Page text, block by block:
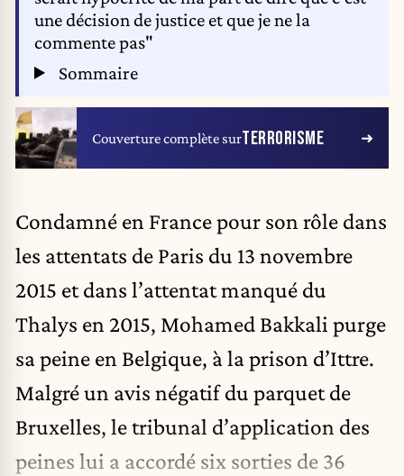
une décision de justice et que je ne la
commente pas"
Sommaire
Couverture complète surTERRORISME
Condamné en France pour son rôle dans
les attentats de Paris du 13 novembre
2015 et dans l’attentat manqué du
Thalys en 2015, Mohamed Bakkali purge
sa peine en Belgique, à la prison d’Ittre.
Malgré un avis négatif du parquet de
Bruxelles, le tribunal d’application des
peines lui a accordé six sorties de 36